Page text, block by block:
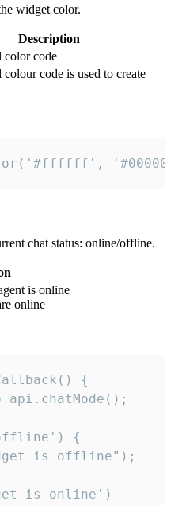
widget color.
Description
color code
code is used to create
chat status: online/offline.
is online
online
{
{
is offline");
is online')